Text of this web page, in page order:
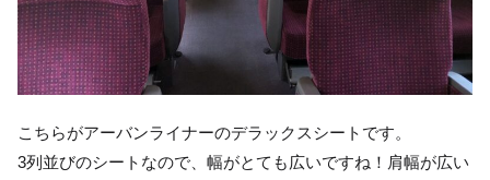
こちらがアーバンライナーのデラックスシートです。
3列並びのシートなので、幅がとても広いですね！肩幅が広い